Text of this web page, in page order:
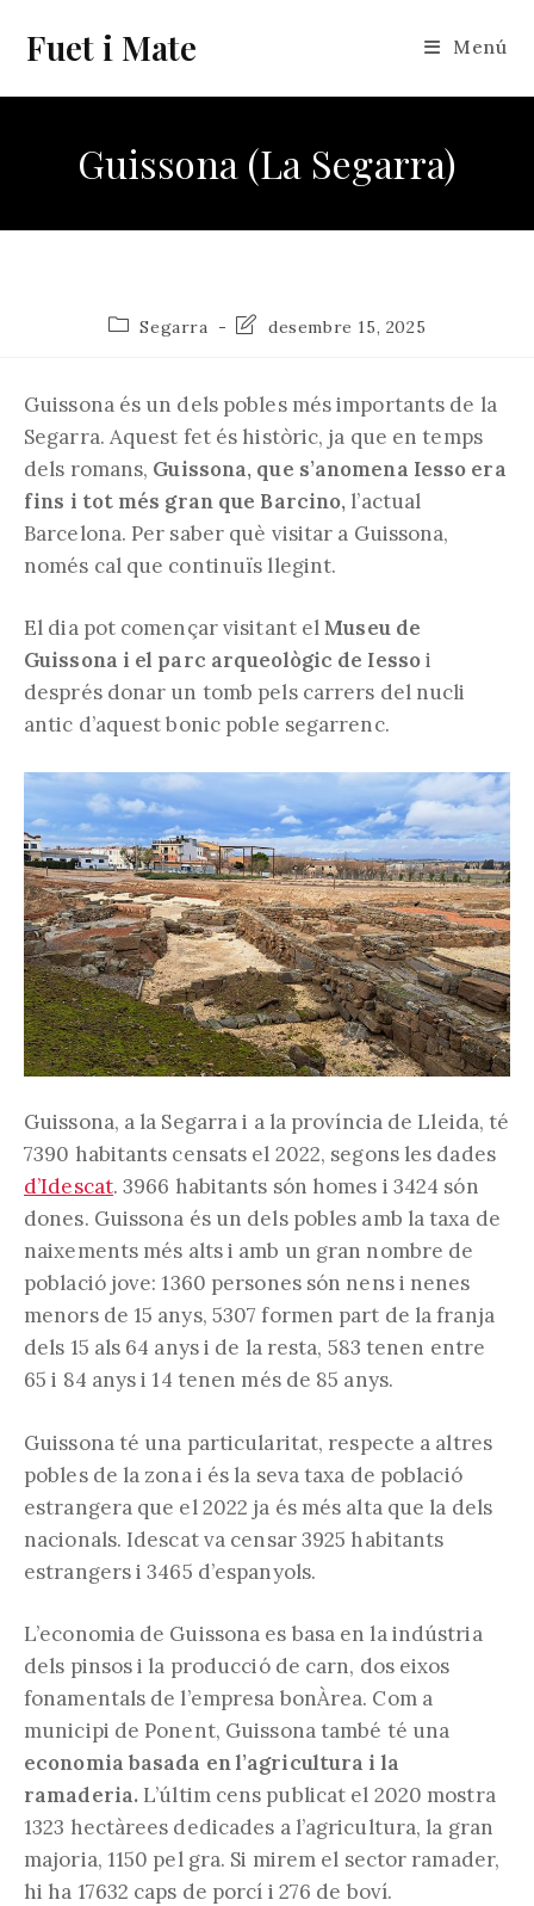
contingut
Fuet i Mate Menú
Guissona (La Segarra)
Categoria
Segarra
Última
l'entrada:
desembre 15, 2025
Guissona és un dels pobles més importants de la
Segarra. Aquest fet és històric, ja que en temps
dels romans, Guissona, que s’anomena Iesso era
fins i tot més gran que Barcino, l’actual
Barcelona. Per saber què visitar a Guissona,
només cal que continuïs llegint.
El dia pot començar visitant elMuseu de
Guissona i el parc arqueològic de Iessoi
després donar un tomb pels carrers del nucli
antic d’aquest bonic poble segarrenc.
Guissona, a la Segarra i a la província de Lleida, té
7390 habitants censats el 2022, segons les dades
d’Idescat. 3966 habitants són homes i 3424 són
dones. Guissona és un dels pobles amb la taxa de
naixements més alts i amb un gran nombre de
població jove: 1360 persones són nens i nenes
menors de 15 anys, 5307 formen part de la franja
dels 15 als 64 anys i de la resta, 583 tenen entre
65 i 84 anys i 14 tenen més de 85 anys.
Guissona té una particularitat, respecte a altres
pobles de la zona i és la seva taxa de població
estrangera que el 2022 ja és més alta que la dels
nacionals. Idescat va censar 3925 habitants
estrangers i 3465 d’espanyols.
L’economia de Guissona es basa en la indústria
dels pinsos i la producció de carn, dos eixos
fonamentals de l’empresa bonÀrea. Com a
municipi de Ponent, Guissona també té una
economia basada en l’agricultura i la
ramaderia. L’últim cens publicat el 2020 mostra
1323 hectàrees dedicades a l’agricultura, la gran
majoria, 1150 pel gra. Si mirem el sector ramader,
hi ha 17632 caps de porcí i 276 de boví.